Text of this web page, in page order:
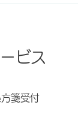
ビス
箋受付